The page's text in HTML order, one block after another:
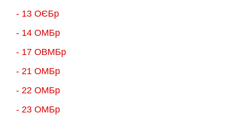
- 13 ОЄБр
- 14 ОМБр
- 17 ОВМБр
- 21 ОМБр
- 22 ОМБр
- 23 ОМБр